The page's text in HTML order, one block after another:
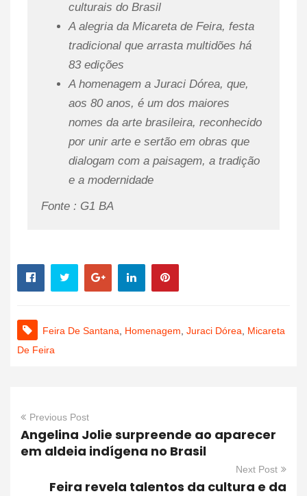
culturais do Brasil
A alegria da Micareta de Feira, festa
tradicional que arrasta multidões há
83 edições
A homenagem a Juraci Dórea, que,
aos 80 anos, é um dos maiores
nomes da arte brasileira, reconhecido
por unir arte e sertão em obras que
dialogam com a paisagem, a tradição
e a modernidade
Fonte : G1 BA
Feira De Santana, Homenagem, Juraci Dórea, Micareta
De Feira
Previous Post
Angelina Jolie surpreende ao aparecer
em aldeia indígena no Brasil
Next Post
Feira revela talentos da cultura e da